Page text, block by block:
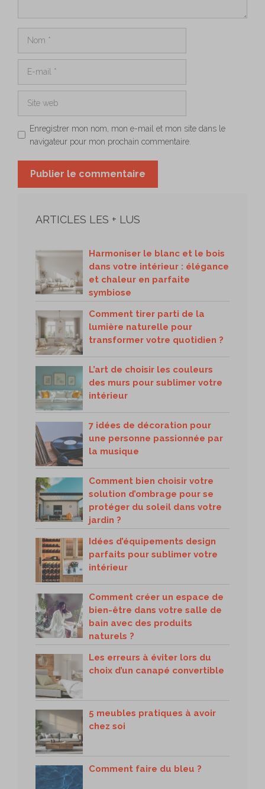
Enregistrer mon nom, mon e-mail et mon site dans le
navigateur pour mon prochain commentaire.
ARTICLES LES + LUS
Harmoniser le blanc et le bois
dans votre intérieur : élégance
et chaleur en parfaite
symbiose
Comment tirer parti de la
lumière naturelle pour
transformer votre quotidien ?
L’art de choisir les couleurs
des murs pour sublimer votre
intérieur
7 idées de décoration pour
une personne passionnée par
la musique
Comment bien choisir votre
solution d’ombrage pour se
protéger du soleil dans votre
jardin ?
Idées d’équipements design
parfaits pour sublimer votre
intérieur
Comment créer un espace de
bien-être dans votre salle de
bain avec des produits
naturels ?
Les erreurs à éviter lors du
choix d’un canapé convertible
5 meubles pratiques à avoir
chez soi
Comment faire du bleu ?